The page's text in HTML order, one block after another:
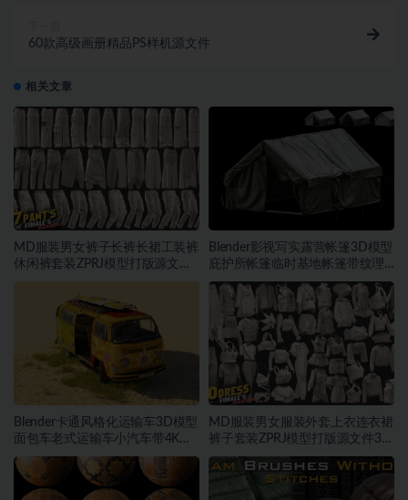
60款高级画册精品PS样机源文件
相关文章
MD服装男女裤子长裤长裙工装裤
休闲裤套装ZPRJ模型打版源文件
Blender影视写实露营帐篷3D模型
庇护所帐篷临时基地帐篷带纹理
贴图
Blender卡通风格化运输车3D模型
面包车老式运输车小汽车带4K纹
理
MD服装男女服装外套上衣连衣裙
裤子套装ZPRJ模型打版源文件3D
服装